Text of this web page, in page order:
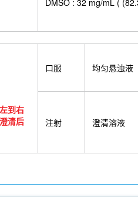
DMSO : 32 mg/mL (
到右
清后
口服 均匀悬浊液
注射 澄清溶液